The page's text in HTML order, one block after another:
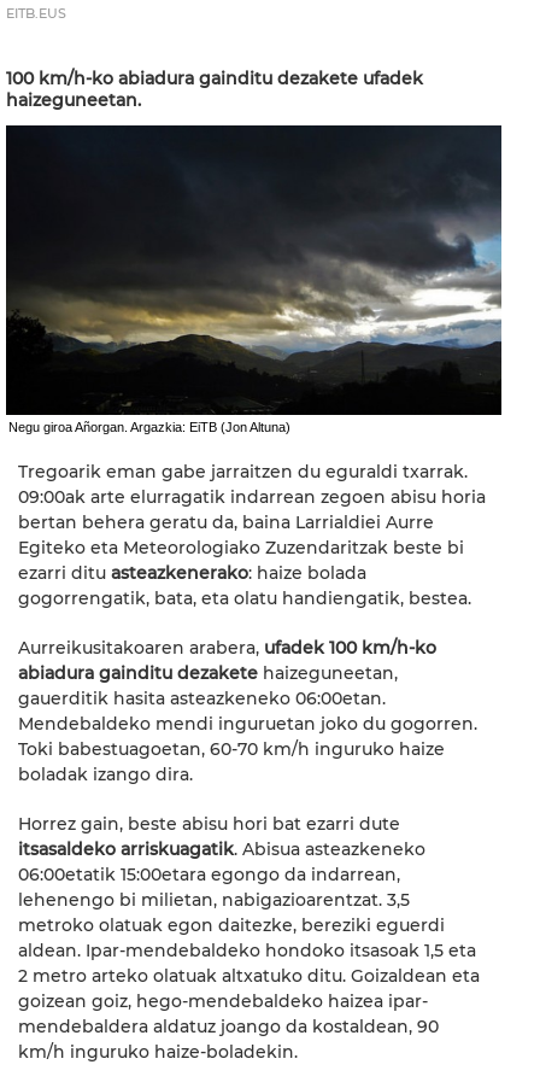
EITB.EUS
100 km/h-ko abiadura gainditu dezakete ufadek
haizeguneetan.
Negu giroa Añorgan. Argazkia: EiTB (Jon Altuna)
Tregoarik eman gabe jarraitzen du eguraldi txarrak.
09:00ak arte elurragatik indarrean zegoen abisu horia
bertan behera geratu da, baina Larrialdiei Aurre
Egiteko eta Meteorologiako Zuzendaritzak beste bi
ezarri ditu asteazkenerako: haize bolada
gogorrengatik, bata, eta olatu handiengatik, bestea.
Aurreikusitakoaren arabera, ufadek 100 km/h-ko
abiadura gainditu dezakete haizeguneetan,
gauerditik hasita asteazkeneko 06:00etan.
Mendebaldeko mendi inguruetan joko du gogorren.
Toki babestuagoetan, 60-70 km/h inguruko haize
boladak izango dira.
Horrez gain, beste abisu hori bat ezarri dute
itsasaldeko arriskuagatik. Abisua asteazkeneko
06:00etatik 15:00etara egongo da indarrean,
lehenengo bi milietan, nabigazioarentzat. 3,5
metroko olatuak egon daitezke, bereziki eguerdi
aldean. Ipar-mendebaldeko hondoko itsasoak 1,5 eta
2 metro arteko olatuak altxatuko ditu. Goizaldean eta
goizean goiz, hego-mendebaldeko haizea ipar-
mendebaldera aldatuz joango da kostaldean, 90
km/h inguruko haize-boladekin.